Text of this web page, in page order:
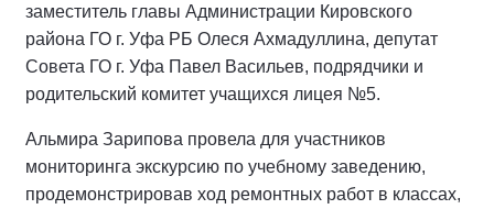
заместитель главы Администрации Кировского
района ГО г. Уфа РБ Олеся Ахмадуллина, депутат
Совета ГО г. Уфа Павел Васильев, подрядчики и
родительский комитет учащихся лицея №5.
Альмира Зарипова провела для участников
мониторинга экскурсию по учебному заведению,
продемонстрировав ход ремонтных работ в классах,